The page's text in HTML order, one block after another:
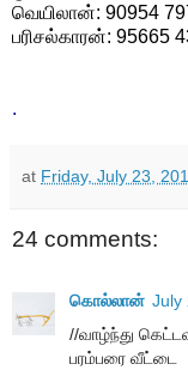
வெயிலான்: 90954
பரிசல்காரன்: 95665
.
at Friday, July 23,
24 comments:
கொல்லான் July
//வாழ்ந்து
பரம்பரை வீட்டை